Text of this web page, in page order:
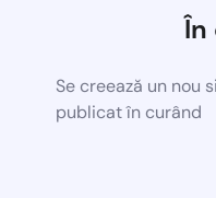
În
Se creează un nou
publicat în curând